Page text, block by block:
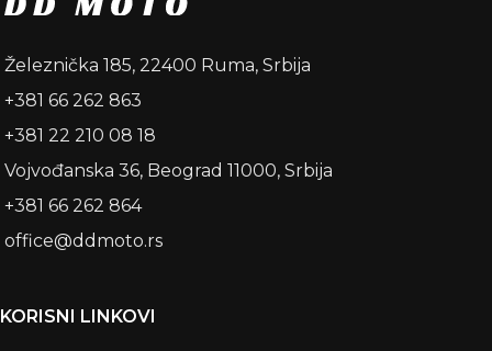
Železnička 185, 22400 Ruma, Srbija
+381 66 262 863
+381 22 210 08 18
Vojvođanska 36, Beograd 11000, Srbija
+381 66 262 864
office@ddmoto.rs
KORISNI LINKOVI